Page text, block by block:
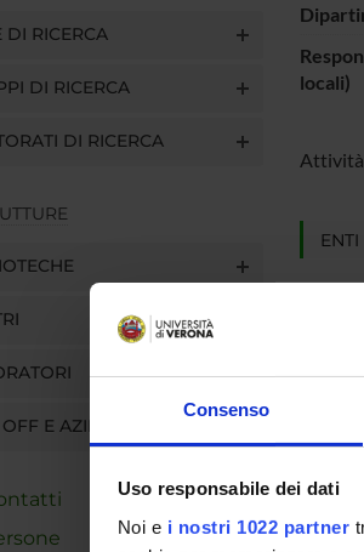
Consenso
Uso responsabile dei dati
Noi e i nostri 1022 partner
DI RICERCA
DI RICERCA
DI RICERCA
E AZIENDE
locali)
Attività
Telefin
Franco